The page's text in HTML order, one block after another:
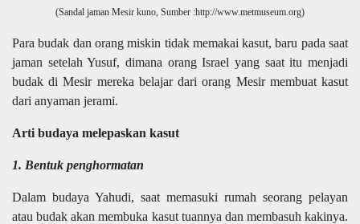
(Sandal jaman Mesir kuno, Sumber :http://www.metmuseum.org)
Para budak dan orang miskin tidak memakai kasut, baru pada saat
jaman setelah Yusuf, dimana orang Israel yang saat itu menjadi
budak di Mesir mereka belajar dari orang Mesir membuat kasut
dari anyaman jerami.
Arti budaya melepaskan kasut
1. Bentuk penghormatan
Dalam budaya Yahudi, saat memasuki rumah seorang pelayan
atau budak akan membuka kasut tuannya dan membasuh kakinya.